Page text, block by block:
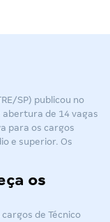
SP) publicou no
abertura de 14 vagas
para os cargos
e superior. Os
os
de Técnico